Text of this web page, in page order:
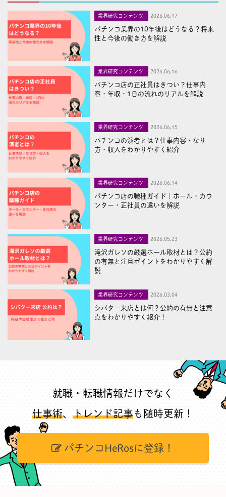
業界研究コンテンツ 2026,06,17
パチンコ業界の10年後はどうなる？将来
性と今後の働き方を解説
業界研究コンテンツ 2026,06,16
パチンコ店の正社員はきつい？仕事内
容・年収・1日の流れのリアルを解説
業界研究コンテンツ 2026,06,15
パチンコの演者とは？仕事内容・なり
方・収入をわかりやすく紹介
業界研究コンテンツ 2026,06,14
パチンコ店の職種ガイド｜ホール・カウ
ンター・正社員の違いを解説
業界研究コンテンツ 2026,05,23
滝沢ガレソの厳選ホール取材とは？公約
の有無と注目ポイントをわかりやすく解
説
業界研究コンテンツ 2026,03,04
シバター来店とは何？公約の有無と注意
点をわかりやすく紹介！
就職・転職情報だけでなく
仕事術、 トレンド記事も随時更新！
パチンコHeRosに登録！